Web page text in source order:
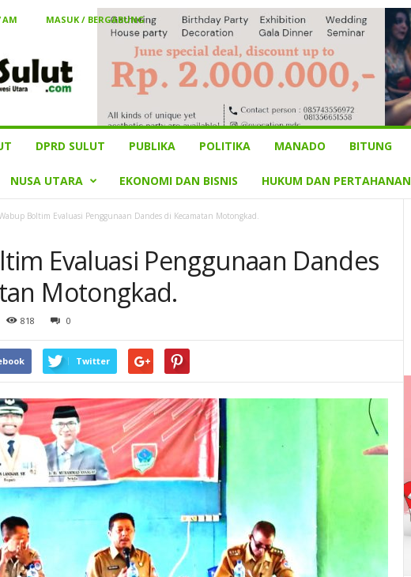
AM
MASUK / BERGABUNG
DPRD SULUT PUBLIKA POLITIKA MANADO BITUNG
NUSA UTARA EKONOMI DAN BISNIS HUKUM DAN PERTAHANAN
Boltim Evaluasi Penggunaan Dandes di Kecamatan Motongkad.
Evaluasi Penggunaan Dandes
Motongkad.
818 0
Twitter